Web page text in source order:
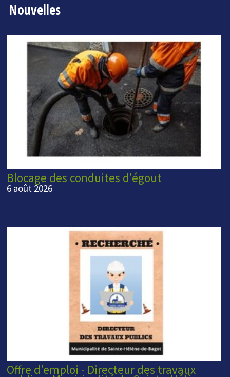
Nouvelles
Blocage des conduites d'égout
6 août 2026
Offre d'emploi - Directeur des travaux